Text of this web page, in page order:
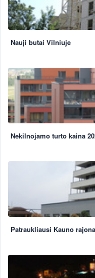
Nauji butai Vilniuje
Nekilnojamo turto kaina
Patraukliausi Kauno